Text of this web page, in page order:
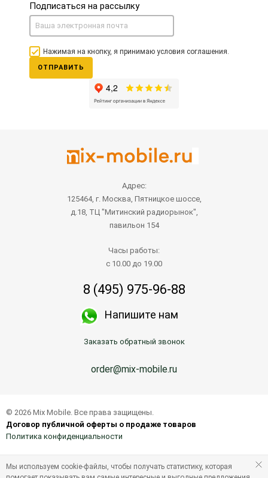
Подписаться на рассылку
Нажимая на кнопку, я принимаю условия соглашения.
ОТПРАВИТЬ
Адрес:
125464, г. Москва, Пятницкое шоссе,
д.18, ТЦ "Митинский радиорынок",
павильон 154
Часы работы:
с 10.00 до 19.00
8 (495) 975-96-88
Напишите нам
Заказать обратный звонок
order@mix-mobile.ru
© 2026 Mix Mobile. Все права защищены.
Договор публичной оферты о продаже товаров
Политика конфиденциальности
Мы используем cookie-файлы, чтобы получать статистику, которая